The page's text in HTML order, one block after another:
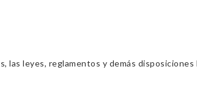
leyes, reglamentos y demás